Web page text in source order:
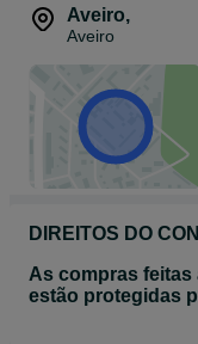
Aveiro,
Aveiro
DIREITOS DO
As compras
estão protegidas